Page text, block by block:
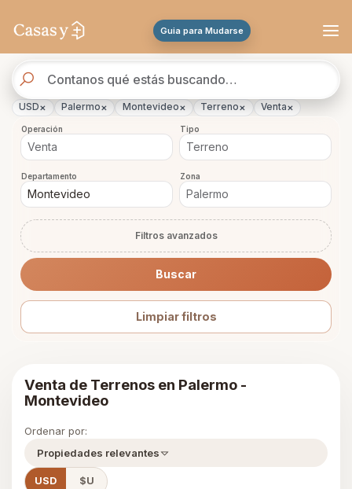
Guia para Mudarse
de
propiedades
USD× Palermo× Montevideo× Terreno× Venta×
Operación Tipo
Departamento Zona
Filtros avanzados
Buscar
Limpiar filtros
Venta de Terrenos en Palermo -
Montevideo
Ordenar por:
Propiedades relevantes
USD $U